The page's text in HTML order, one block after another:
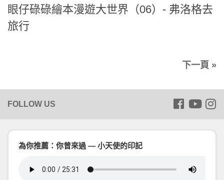
眼仔碌碌繪本漫遊大世界（06）- 弗洛格去
旅行
下一頁 »
為你推薦：你曾來過 — 小天使的印記